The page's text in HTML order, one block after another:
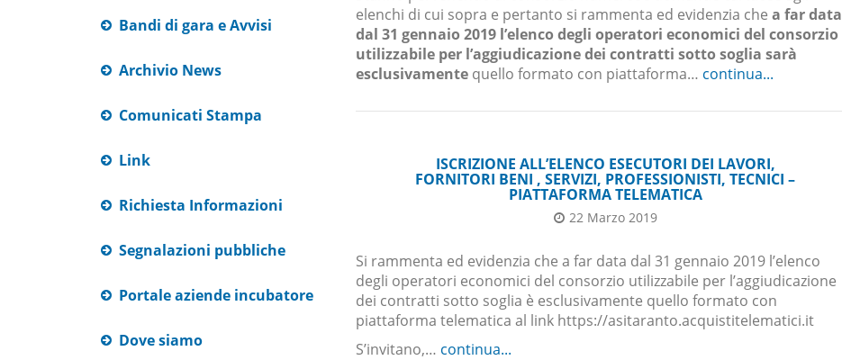
elenchi di cui sopra e pertanto si rammenta ed evidenzia che a far data
dal 31 gennaio 2019 l’elenco degli operatori economici del consorzio
utilizzabile per l’aggiudicazione dei contratti sotto soglia sarà
esclusivamentequello formato con piattaforma… continua...
ISCRIZIONE ALL’ELENCO ESECUTORI DEI LAVORI,
FORNITORI BENI , SERVIZI, PROFESSIONISTI, TECNICI –
PIATTAFORMA TELEMATICA
22 Marzo 2019
Si rammenta ed evidenzia che a far data dal 31 gennaio 2019 l’elenco
degli operatori economici del consorzio utilizzabile per l’aggiudicazione
dei contratti sotto soglia è esclusivamente quello formato con
piattaforma telematica al link https://asitaranto.acquistitelematici.it
S’invitano,… continua...
Bandi di gara e Avvisi
Archivio News
Comunicati Stampa
Link
Richiesta Informazioni
Segnalazioni pubbliche
Portale aziende incubatore
Dove siamo